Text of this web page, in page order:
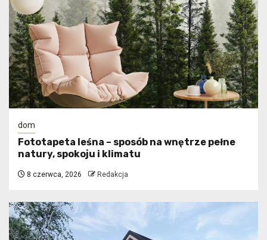
dom
​Fototapeta leśna – sposób na wnętrze pełne
natury, spokoju i klimatu
8 czerwca, 2026 Redakcja